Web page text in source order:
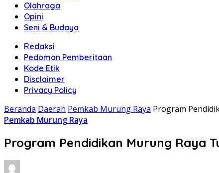
Olahraga
Opini
Seni & Budaya
Redaksi
Pedoman Pemberitaan
Kode Etik
Disclaimer
Privacy Policy
Beranda Daerah Pemkab Murung Raya Program
Pemkab Murung Raya
Program Pendidikan Murung Raya